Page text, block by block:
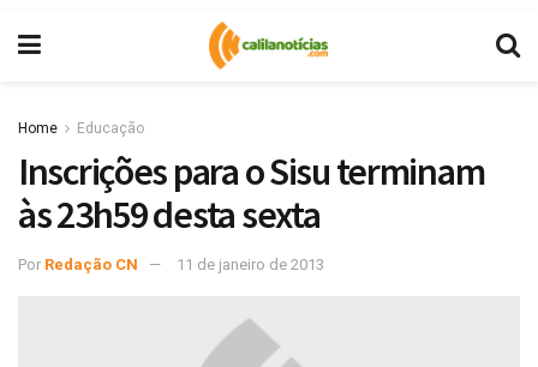
Home Educação
Inscrições para o Sisu terminam
às 23h59 desta sexta
Por Redação CN 11 de janeiro de 2013